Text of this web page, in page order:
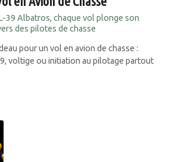
39 Albatros, chaque vol plonge son
des pilotes de chasse
pour un vol en avion de chasse :
voltige ou initiation au pilotage partout